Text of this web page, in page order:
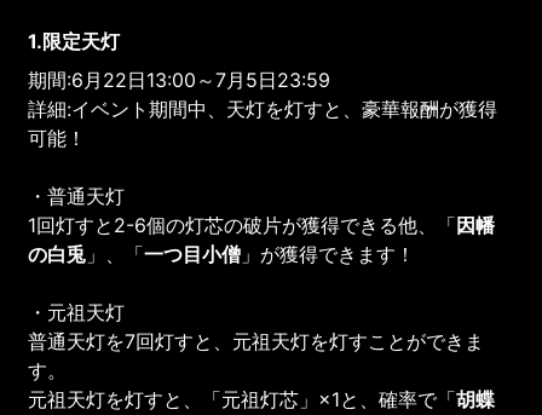
1.限定天灯
期間:6月22日13:00～7月5日23:59
詳細:イベント期間中、天灯を灯すと、豪華報酬が獲得
可能！
・普通天灯
1回灯すと2-6個の灯芯の破片が獲得できる他、「因幡
の白兎 」、「一つ目小僧 」が獲得できます！
・元祖天灯
普通天灯を7回灯すと、元祖天灯を灯すことができま
す。
元祖天灯を灯すと、「元祖灯芯」×1と、確率で「胡蝶